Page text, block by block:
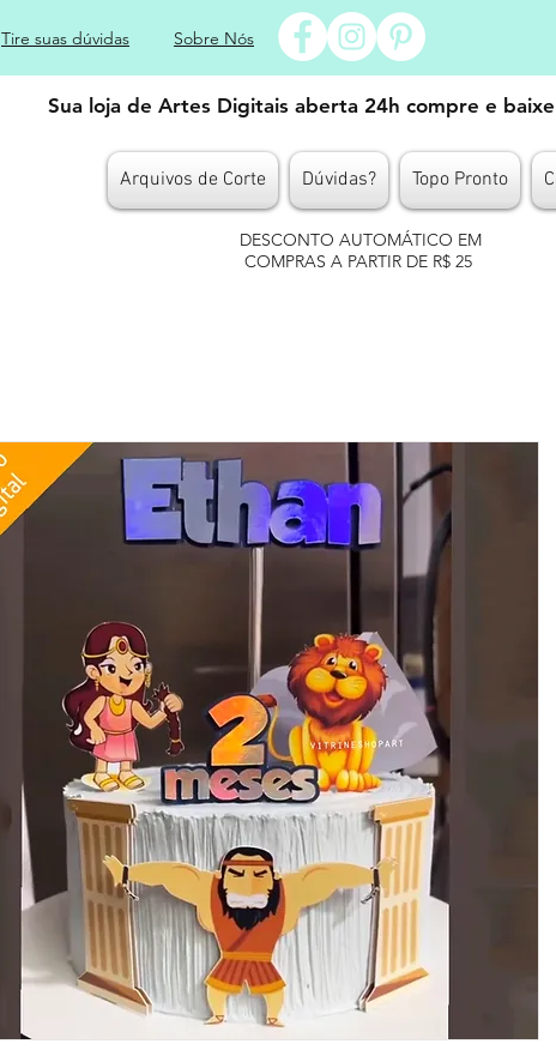
Tire suas dúvidas Sobre Nós
Sua loja de Artes Digitais aberta 24h compre e
Arquivos de Corte Dúvidas? Topo Pronto
DESCONTO AUTOMÁTICO EM
COMPRAS A PARTIR DE R$ 25